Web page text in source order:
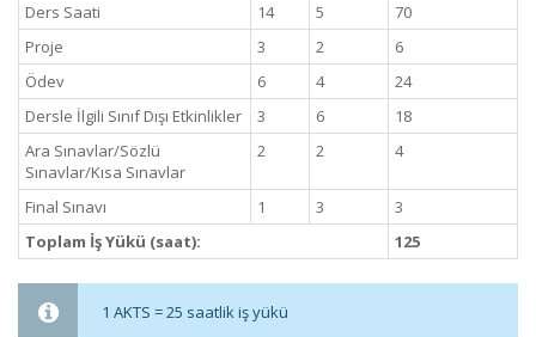
Ders Saati
14 5
70
Proje
3 2
6
Ödev
6 4
24
Dersle İlgili Sınıf Dışı Etkinlikler
3 6
18
Ara Sınavlar/Sözlü
Sınavlar/Kısa Sınavlar
2 2 4
Final Sınavı 1 3
3
Toplam İş Yükü (saat):
125
1 AKTS = 25 saatlik iş yükü